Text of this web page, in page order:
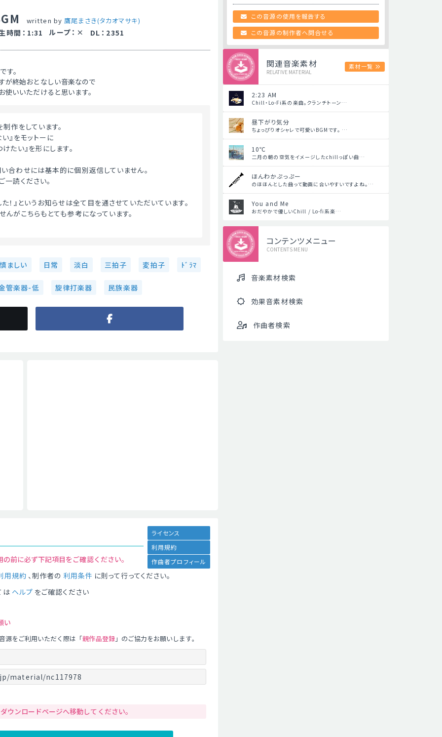
written by鷹尾まさき(タカオマサキ)
時間 ： 1:31 ループ ： DL ： 2351
す。
が終始おとなしい音楽なので
いいただけると思います。
作をしています。
』をモットーに
たい』を形にします。
合わせには基本的に個別返信していません。
読ください。
！』というお知らせは全て目を通させていただいています。
がこちらもとても参考になっています。
慎ましい 日常 淡白 三拍子 変拍子 ﾄﾞﾗﾏ
管楽器-低 旋律打楽器 民族楽器
ライセンス
利用規約
作曲者プロフィール
前に必ず下記項目をご確認ください。
用規約 、制作者の 利用条件 に則って行ってください。
は ヘルプ をご確認ください
い
源をご利用いただく際は「親作品登録」のご協力をお願いします。
material/nc117978
ウンロードページへ移動してください。
この音源の使用を報告する
この音源の制作者へ問合せる
関連音楽素材
RELATIVE MATERIAL
素材一覧
2:23 AM
Chill・Lo-Fi系の楽曲。クランチトーン…
昼下がり気分
ちょっぴりオシャレで可愛いBGMです。 …
10℃
二月の朝の空気をイメージしたchillっぽい曲…
ほんわかぷっぷー
のほほんとした曲って動画に合いやすいですよね。…
You and Me
おだやかで優しいChill / Lo-fi系楽…
コンテンツメニュー
CONTENTS MENU
音楽素材検索
効果音素材検索
作曲者検索